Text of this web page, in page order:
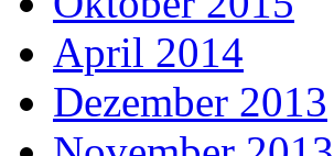
April 2014
Dezember 2013